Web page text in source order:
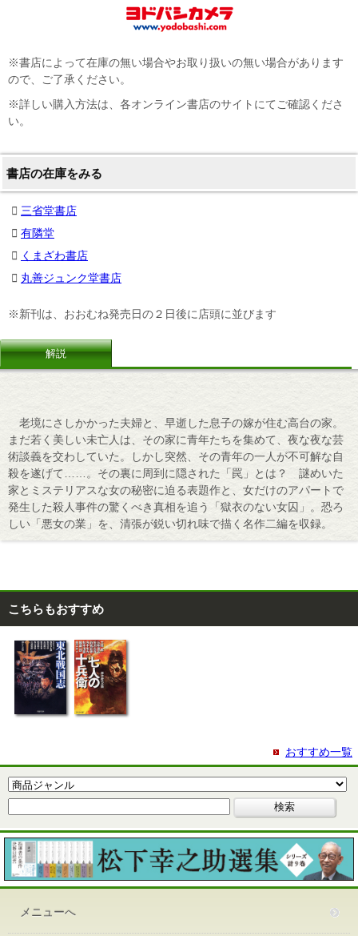
※書店によって在庫の無い場合やお取り扱いの無い場合があります
ので、ご了承ください。
※詳しい購入方法は、各オンライン書店のサイトにてご確認くださ
い。
書店の在庫をみる
三省堂書店
有隣堂
くまざわ書店
丸善ジュンク堂書店
※新刊は、おおむね発売日の２日後に店頭に並びます
解説
老境にさしかかった夫婦と、早逝した息子の嫁が住む高台の家。
まだ若く美しい未亡人は、その家に青年たちを集めて、夜な夜な芸
術談義を交わしていた。しかし突然、その青年の一人が不可解な自
殺を遂げて……。その裏に周到に隠された「罠」とは？ 謎めいた
家とミステリアスな女の秘密に迫る表題作と、女だけのアパートで
発生した殺人事件の驚くべき真相を追う「獄衣のない女囚」。恐ろ
しい「悪女の業」を、清張が鋭い切れ味で描く名作二編を収録。
こちらもおすすめ
おすすめ一覧
メニューへ